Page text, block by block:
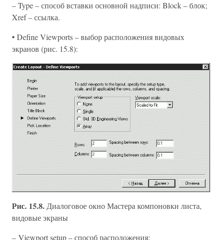
– Type – способ вставки основной надписи: Block – блок;
Xref – ссылка.
• Define Viewports – выбор расположения видовых
экранов (рис. 15.8):
Рис. 15.8.Диалоговое окно Мастера компоновки листа,
видовые экраны
– Viewport setup – способ расположения: